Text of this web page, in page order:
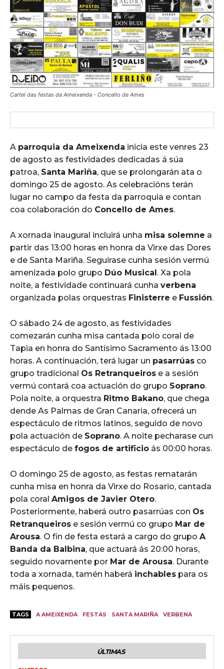
Cartel das festas da Ameixenda - Concello de Ames
A parroquia da Ameixenda inicia este venres 23
de agosto as festividades dedicadas á súa
patroa, Santa Mariña, que se prolongarán ata o
domingo 25 de agosto. As celebracións terán
lugar no campo da festa da parroquia e contan
coa colaboración do Concello de Ames.
A xornada inaugural incluirá unha misa solemne a
partir das 13:00 horas en honra da Virxe das Dores
e de Santa Mariña. Seguirase cunha sesión vermú
amenizada polo grupo Dúo Musical. Xa pola
noite, a festividade continuará cunha verbena
organizada polas orquestras Finisterre e Fussión.
O sábado 24 de agosto, as festividades
comezarán cunha misa cantada polo coral de
Tapia en honra do Santísimo Sacramento ás 13:00
horas. A continuación, terá lugar un pasarrúas co
grupo tradicional Os Retranqueiros e a sesión
vermú contará coa actuación do grupo Soprano.
Pola noite, a orquestra Ritmo Bakano, que chega
dende As Palmas de Gran Canaria, ofrecerá un
espectáculo de ritmos latinos, seguido de novo
pola actuación de Soprano. A noite pecharase cun
espectáculo de fogos de artificio ás 00:00 horas.
O domingo 25 de agosto, as festas rematarán
cunha misa en honra da Virxe do Rosario, cantada
pola coral Amigos de Javier Otero.
Posteriormente, haberá outro pasarrúas con Os
Retranqueiros e sesión vermú co grupo Mar de
Arousa. O fin de festa estará a cargo do grupo A
Banda da Balbina, que actuará ás 20:00 horas,
seguido novamente por Mar de Arousa. Durante
toda a xornada, tamén haberá inchables para os
máis pequenos.
TAGS A AMEIXENDA FESTAS SANTA MARIÑA VERBENA
ÚLTIMAS